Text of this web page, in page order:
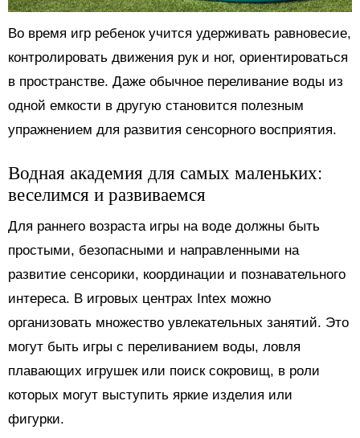
Во время игр ребенок учится удерживать равновесие,
контролировать движения рук и ног, ориентироваться
в пространстве. Даже обычное переливание воды из
одной емкости в другую становится полезным
упражнением для развития сенсорного восприятия.
Водная академия для самых маленьких:
веселимся и развиваемся
Для раннего возраста игры на воде должны быть
простыми, безопасными и направленными на
развитие сенсорики, координации и познавательного
интереса. В игровых центрах Intex можно
организовать множество увлекательных занятий. Это
могут быть игры с переливанием воды, ловля
плавающих игрушек или поиск сокровищ, в роли
которых могут выступить яркие изделия или
фигурки.